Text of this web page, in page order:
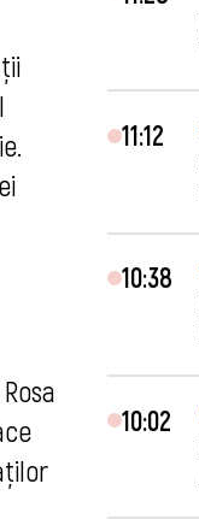
11:12
10:38
10:02